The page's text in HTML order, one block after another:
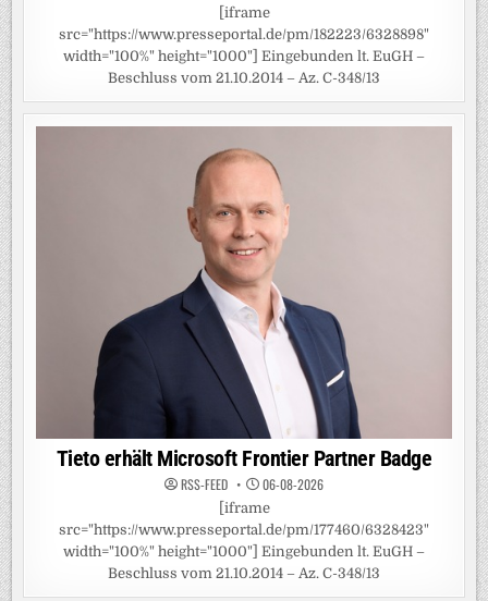
[iframe
src="https://www.presseportal.de/pm/182223/6328898"
width="100%" height="1000"] Eingebunden lt. EuGH –
Beschluss vom 21.10.2014 – Az. C-348/13
Tieto erhält Microsoft Frontier Partner Badge
RSS-FEED 06-08-2026
[iframe
src="https://www.presseportal.de/pm/177460/6328423"
width="100%" height="1000"] Eingebunden lt. EuGH –
Beschluss vom 21.10.2014 – Az. C-348/13